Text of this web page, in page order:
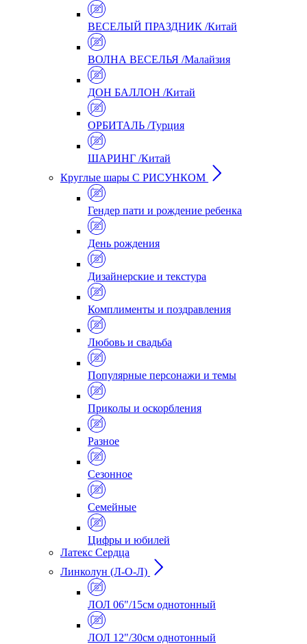
ВЕСЕЛЫЙ ПРАЗДНИК /Китай
ВОЛНА ВЕСЕЛЬЯ /Малайзия
ДОН БАЛЛОН /Китай
ОРБИТАЛЬ /Турция
ШАРИНГ /Китай
Круглые шары С РИСУНКОМ
Гендер пати и рождение ребенка
День рождения
Дизайнерские и текстура
Комплименты и поздравления
Любовь и свадьба
Популярные персонажи и темы
Приколы и оскорбления
Разное
Сезонное
Семейные
Цифры и юбилей
Латекс Сердца
Линколун (Л-О-Л)
ЛОЛ 06"/15см однотонный
ЛОЛ 12"/30см однотонный